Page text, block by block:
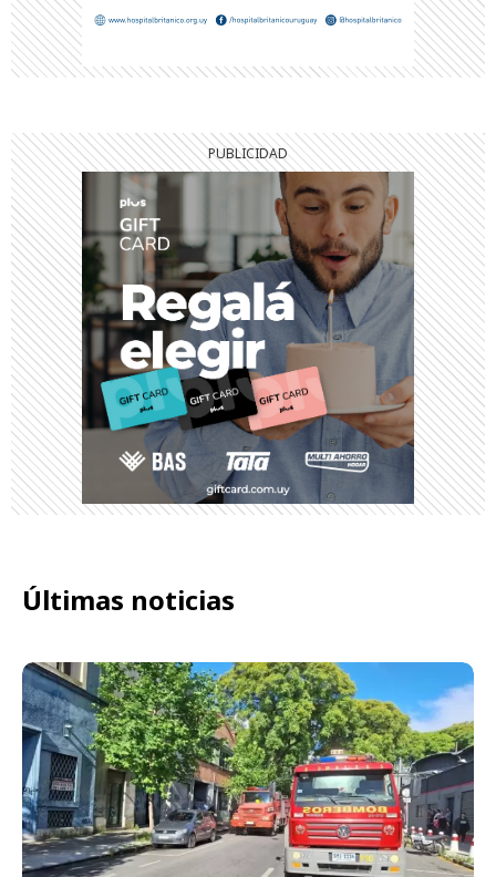
Últimas noticias